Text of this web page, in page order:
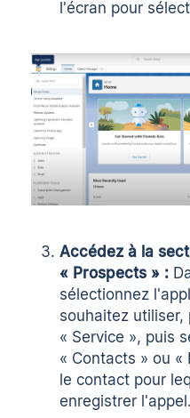
l'écran pour
Accédez à la
« Prospects » :
sélectionnez
souhaitez utiliser,
« Service », puis
« Contacts » ou
le contact pour
enregistrer l'appel.